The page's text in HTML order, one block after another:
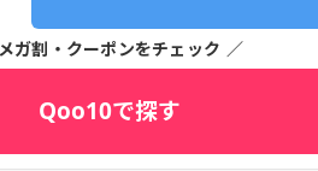
ガ割・クーポンをチェック ／
Qoo10で探す